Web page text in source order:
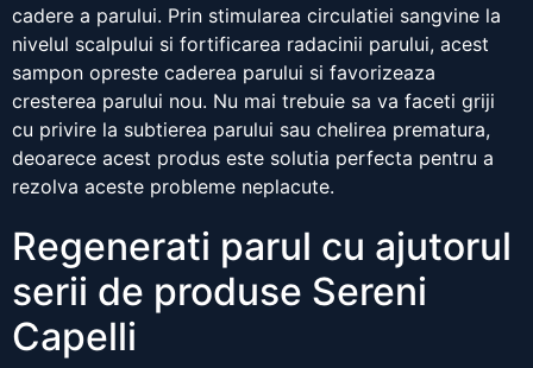
cadere a parului. Prin stimularea circulatiei sangvine la
nivelul scalpului si fortificarea radacinii parului, acest
sampon opreste caderea parului si favorizeaza
cresterea parului nou. Nu mai trebuie sa va faceti griji
cu privire la subtierea parului sau chelirea prematura,
deoarece acest produs este solutia perfecta pentru a
rezolva aceste probleme neplacute.
Regenerati parul cu ajutorul
serii de produse Sereni
Capelli